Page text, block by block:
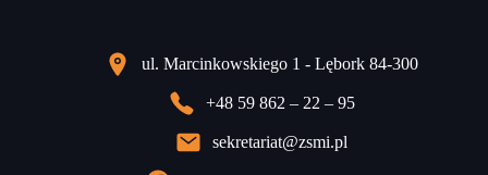
ul. Marcinkowskiego 1 - Lębork 84-300
+48 59 862 – 22 – 95
sekretariat@zsmi.pl